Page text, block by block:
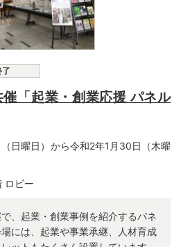
了
「起業・創業応援 パネル
日曜日）から令和2年1月30日（木曜
ロビー
、起業・創業事例を紹介するパネ
には、起業や事業承継、人材育成